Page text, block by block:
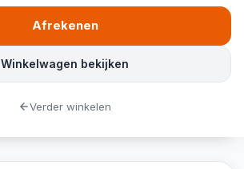
Winkelwagen bekijken
Afrekenen
Verder winkelen